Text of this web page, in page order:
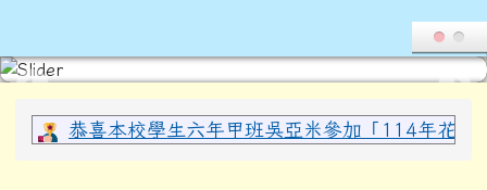
花蓮縣光復鄉西富國民小學全球資
上中區域內容
恭喜本校學生六年甲班吳亞米參加「114年花
頁尾區域